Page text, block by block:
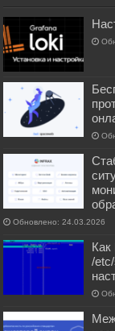
Обновлено: 24.03.2026
Как
/